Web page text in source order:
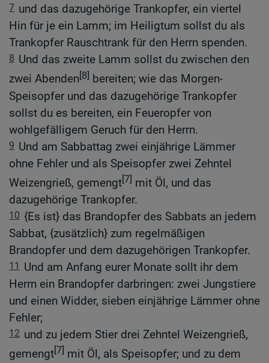
7 und das dazugehörige Trankopfer, ein viertel
Hin für je ein Lamm; im Heiligtum sollst du als
Trankopfer Rauschtrank für den Herrn spenden.
8 Und das zweite Lamm sollst du zwischen den
zwei Abenden[8] bereiten; wie das Morgen-
Speisopfer und das dazugehörige Trankopfer
sollst du es bereiten, ein Feueropfer von
wohlgefälligem Geruch für den Herrn.
9 Und am Sabbattag zwei einjährige Lämmer
ohne Fehler und als Speisopfer zwei Zehntel
Weizengrieß, gemengt[7] mit Öl, und das
dazugehörige Trankopfer.
10 {Es ist} das Brandopfer des Sabbats an jedem
Sabbat, {zusätzlich} zum regelmäßigen
Brandopfer und dem dazugehörigen Trankopfer.
11 Und am Anfang eurer Monate sollt ihr dem
Herrn ein Brandopfer darbringen: zwei Jungstiere
und einen Widder, sieben einjährige Lämmer ohne
Fehler;
12 und zu jedem Stier drei Zehntel Weizengrieß,
gemengt[7] mit Öl, als Speisopfer; und zu dem